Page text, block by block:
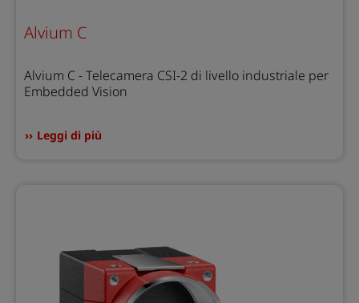
Alvium C
Alvium C - Telecamera CSI-2 di livello industriale per
Embedded Vision
Leggi di più